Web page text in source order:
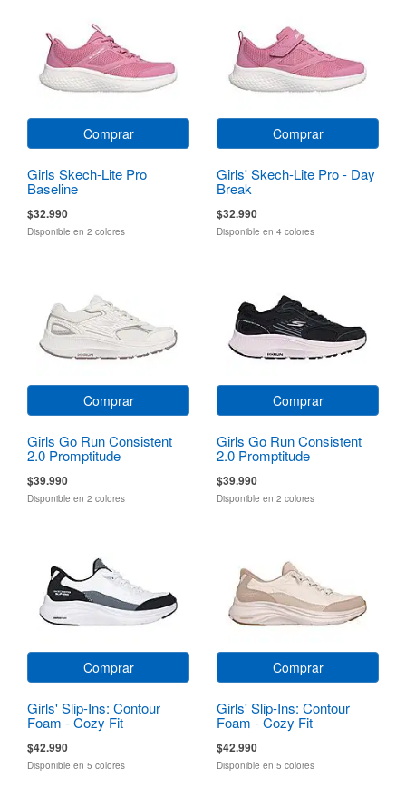
Comprar
Girls Skech-Lite Pro
Baseline
$32.990
Disponible en 2 colores
Comprar
Girls' Skech-Lite Pro - Day
Break
$32.990
Disponible en 4 colores
Comprar
Girls Go Run Consistent
2.0 Promptitude
$39.990
Disponible en 2 colores
Comprar
Girls Go Run Consistent
2.0 Promptitude
$39.990
Disponible en 2 colores
Comprar
Girls' Slip-Ins: Contour
Foam - Cozy Fit
$42.990
Disponible en 5 colores
Comprar
Girls' Slip-Ins: Contour
Foam - Cozy Fit
$42.990
Disponible en 5 colores